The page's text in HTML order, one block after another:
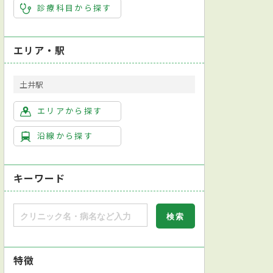
診療科目から探す
エリア・駅
土井駅
エリアから探す
沿線から探す
キーワード
特徴